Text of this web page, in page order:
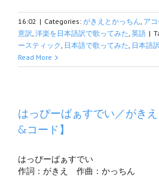
16:02 | Categories: がきえとかっちん ア
意訳 洋楽を日本語訳で歌ってみた 英語 |
ースティック 日本語で歌ってみた 日本語訳
Read More
はっぴーばぁすでい／がき
&コード】
はっぴーばぁすでい
作詞：がきえ 作曲：かっちん